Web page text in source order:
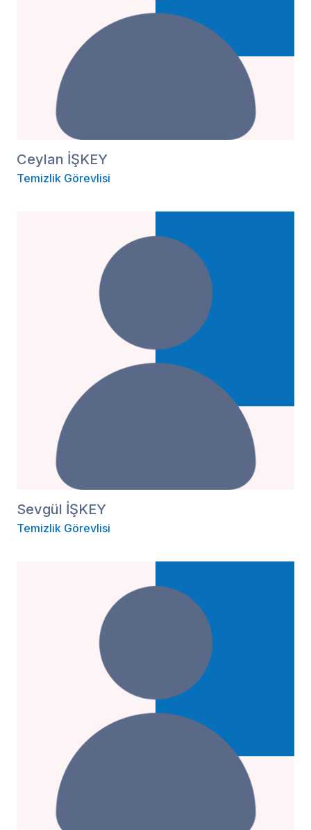
Ceylan İŞKEY
Temizlik Görevlisi
Sevgül İŞKEY
Temizlik Görevlisi